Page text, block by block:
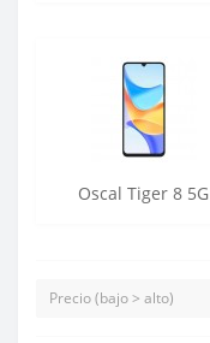
Oscal Tiger 8 5G